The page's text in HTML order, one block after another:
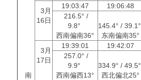
南
3月
16日
19:03:47 19:06:48
216.5° /
9.8°
西南偏南36°
145.4° / 39.1°
东南偏南35°
3月
17日
19:39:01 19:42:07
257.0° /
9.9°
西南偏西13°
334.9° / 49.5°
西北偏北25°